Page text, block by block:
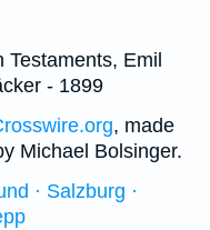
Emil
- 1899
, made
Michael Bolsinger.
· Salzburg ·